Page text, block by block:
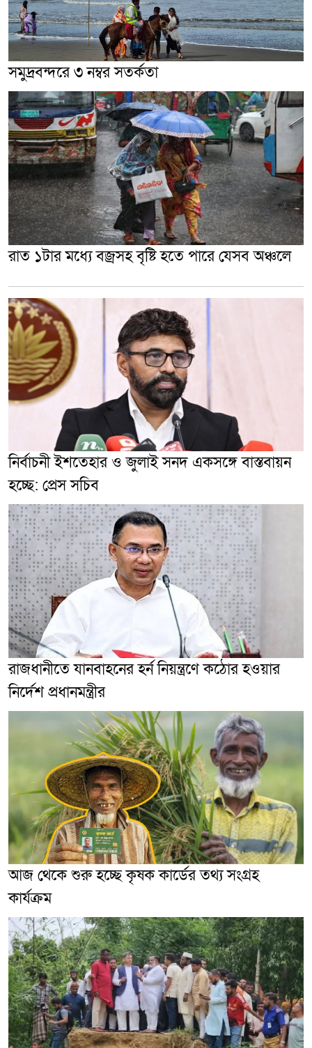
সমুদ্রবন্দরে ৩ নম্বর সতর্কতা
রাত ১টার মধ্যে বজ্রসহ বৃষ্টি হতে পারে যেসব অঞ্চলে
নির্বাচনী ইশতেহার ও জুলাই সনদ একসঙ্গে বাস্তবায়ন
হচ্ছে: প্রেস সচিব
রাজধানীতে যানবাহনের হর্ন নিয়ন্ত্রণে কঠোর হওয়ার
নির্দেশ প্রধানমন্ত্রীর
আজ থেকে শুরু হচ্ছে কৃষক কার্ডের তথ্য সংগ্রহ
কার্যক্রম